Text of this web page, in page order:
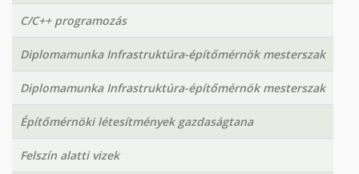
C/C++ programozás
Diplomamunka Infrastruktúra-építőmérnök mesterszak
Diplomamunka Infrastruktúra-építőmérnök mesterszak
Építőmérnöki létesítmények gazdaságtana
Felszín alatti vizek